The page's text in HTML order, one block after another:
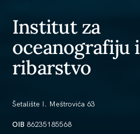
Institut za
oceanografiju i
ribarstvo
Šetalište I. Meštrovića 63
OIB 86235185568